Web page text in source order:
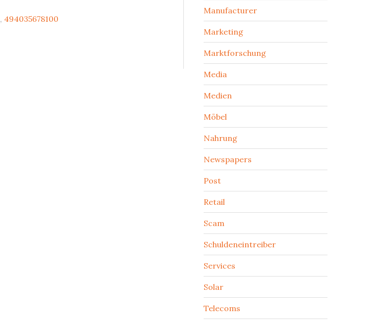
, 494035678100
Manufacturer
Marketing
Marktforschung
Media
Medien
Möbel
Nahrung
Newspapers
Post
Retail
Scam
Schuldeneintreiber
Services
Solar
Telecoms